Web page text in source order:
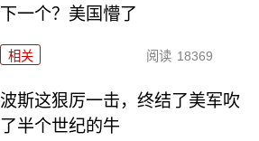
下一个？美国懵了
相关 阅读 18369
波斯这狠厉一击，终结了美军吹
了半个世纪的牛